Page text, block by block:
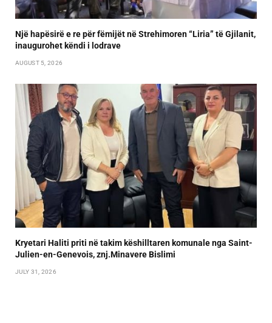
Një hapësirë e re për fëmijët në Strehimoren “Liria” të Gjilanit,
inaugurohet këndi i lodrave
AUGUST 5, 2026
Kryetari Haliti priti në takim këshilltaren komunale nga Saint-
Julien-en-Genevois, znj.Minavere Bislimi
JULY 31, 2026